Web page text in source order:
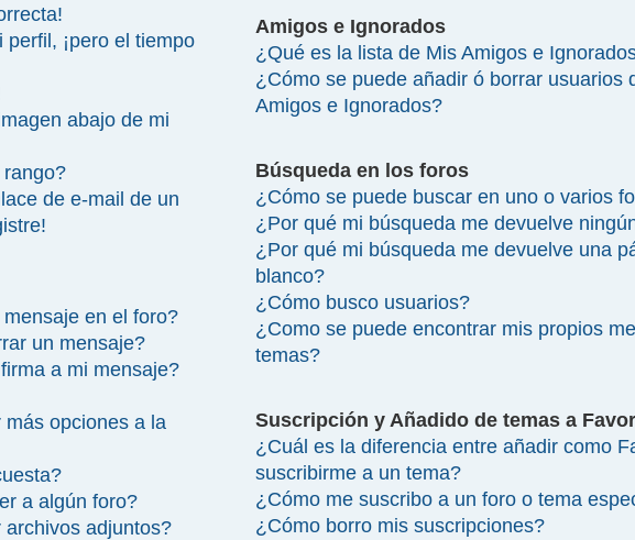
¡pero el tiempo
abajo de mi
de e-mail de un
en el foro?
un mensaje?
a mi mensaje?
opciones a la
a algún foro?
adjuntos?
Amigos e Ignorados
¿Qué es la lista de Mis Amigos e
¿Cómo se puede añadir ó borrar usuarios
Amigos e Ignorados?
Búsqueda en los foros
¿Cómo se puede buscar en uno o varios
¿Por qué mi búsqueda me devuelve
¿Por qué mi búsqueda me devuelve una
blanco?
¿Cómo busco usuarios?
¿Como se puede encontrar mis propios
temas?
Suscripción y Añadido de temas a
¿Cuál es la diferencia entre añadir como
suscribirme a un tema?
¿Cómo me suscribo a un foro o tema
¿Cómo borro mis suscripciones?